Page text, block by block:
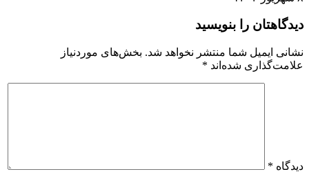
دیدگاهتان را بنویسید
نشانی ایمیل شما منتشر نخواهد شد. بخش‌های موردنیاز
علامت‌گذاری شده‌اند *
دیدگاه *